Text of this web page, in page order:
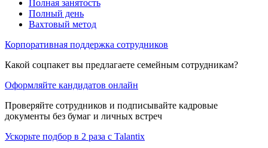
Полная занятость
Полный день
Вахтовый метод
Корпоративная поддержка сотрудников
Какой соцпакет вы предлагаете семейным сотрудникам?
Оформляйте кандидатов онлайн
Проверяйте сотрудников и подписывайте кадровые
документы без бумаг и личных встреч
Ускорьте подбор в 2 раза с Talantix